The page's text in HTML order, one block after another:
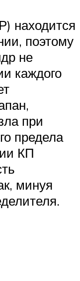
находится
поэтому
не
каждого
при
предела
КП
минуя